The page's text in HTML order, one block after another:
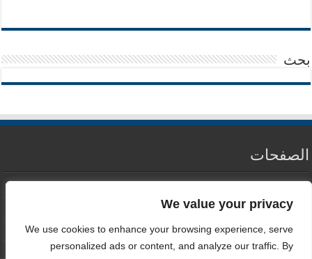
We value your privacy
We use cookies to enhance your browsing experience, serve
personalized ads or content, and analyze our traffic. By
بحث
الصفحات
سياسة الخصوصية
اتصل بنا